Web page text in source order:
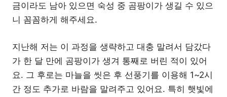
금이라도 남아 있으면 숙성 중 곰팡이가 생길 수 있으
니 꼼꼼하게 해주세요.
지난해 저는 이 과정을 생략하고 대충 말려서 담갔다
가 한 달 만에 곰팡이가 생겨 통째로 버린 적이 있어
요. 그 후로는 마늘을 씻은 후 선풍기를 이용해 1~2시
간 정도 추가로 바람을 말려주고 있어요. 특히 햇빛에